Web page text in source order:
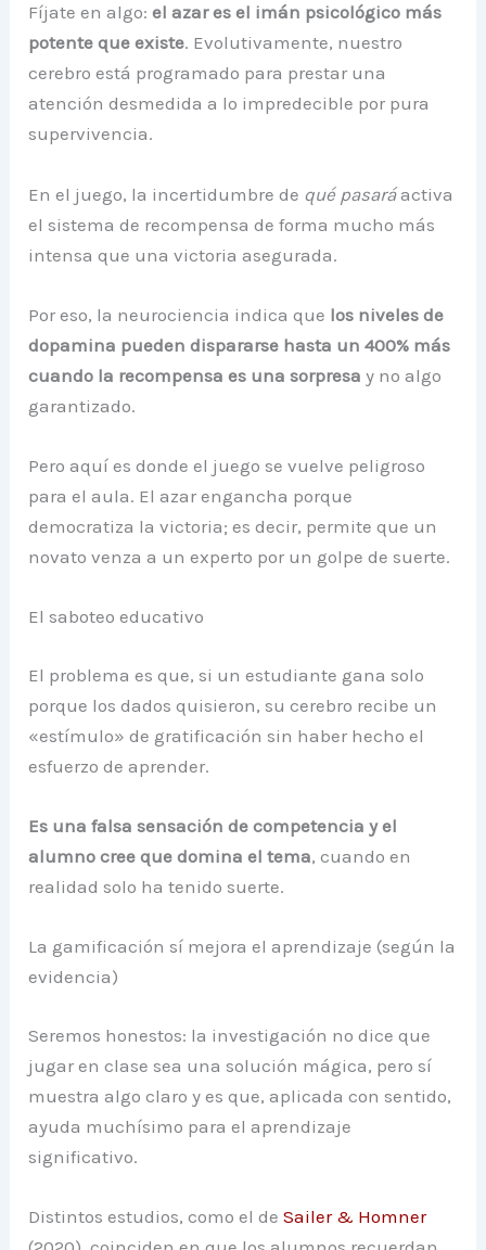
Fíjate en algo: el azar es el imán psicológico más
potente que existe. Evolutivamente, nuestro
cerebro está programado para prestar una
atención desmedida a lo impredecible por pura
supervivencia.
En el juego, la incertidumbre de qué pasaráactiva
el sistema de recompensa de forma mucho más
intensa que una victoria asegurada.
Por eso, la neurociencia indica que los niveles de
dopamina pueden dispararse hasta un 400% más
cuando la recompensa es una sorpresa y no algo
garantizado.
Pero aquí es donde el juego se vuelve peligroso
para el aula. El azar engancha porque
democratiza la victoria; es decir, permite que un
novato venza a un experto por un golpe de suerte.
El saboteo educativo
El problema es que, si un estudiante gana solo
porque los dados quisieron, su cerebro recibe un
«estímulo» de gratificación sin haber hecho el
esfuerzo de aprender.
Es una falsa sensación de competencia y el
alumno cree que domina el tema, cuando en
realidad solo ha tenido suerte.
La gamificación sí mejora el aprendizaje (según la
evidencia)
Seremos honestos: la investigación no dice que
jugar en clase sea una solución mágica, pero sí
muestra algo claro y es que, aplicada con sentido,
ayuda muchísimo para el aprendizaje
significativo.
Distintos estudios, como el deSailer & Homner